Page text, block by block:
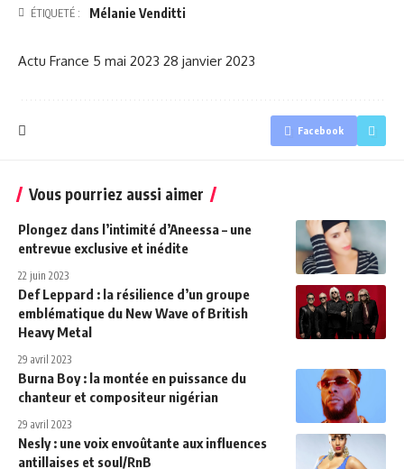
ÉTIQUETÉ : Mélanie Venditti
Actu France 5 mai 2023 28 janvier 2023
Facebook
Vous pourriez aussi aimer
Plongez dans l’intimité d’Aneessa – une
entrevue exclusive et inédite
22 juin 2023
Def Leppard : la résilience d’un groupe
emblématique du New Wave of British
Heavy Metal
29 avril 2023
Burna Boy : la montée en puissance du
chanteur et compositeur nigérian
29 avril 2023
Nesly : une voix envoûtante aux influences
antillaises et soul/RnB